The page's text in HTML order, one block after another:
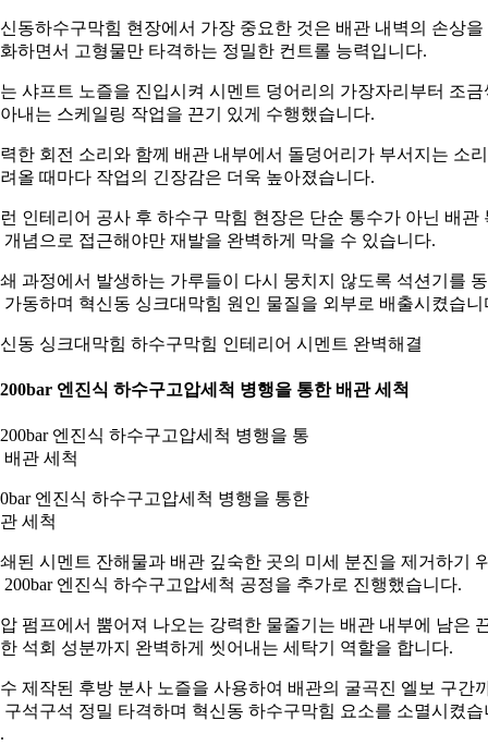
동하수구막힘 현장에서 가장 중요한 것은 배관 내벽의 손상을
하면서 고형물만 타격하는 정밀한 컨트롤 능력입니다.
샤프트 노즐을 진입시켜 시멘트 덩어리의 가장자리부터 조금
내는 스케일링 작업을 끈기 있게 수행했습니다.
한 회전 소리와 함께 배관 내부에서 돌덩어리가 부서지는 소
올 때마다 작업의 긴장감은 더욱 높아졌습니다.
인테리어 공사 후 하수구 막힘 현장은 단순 통수가 아닌 배관
개념으로 접근해야만 재발을 완벽하게 막을 수 있습니다.
과정에서 발생하는 가루들이 다시 뭉치지 않도록 석션기를
가동하며 혁신동 싱크대막힘 원인 물질을 외부로 배출시켰습니
동 싱크대막힘 하수구막힘 인테리어 시멘트 완벽해결
엔진식 하수구고압세척 병행을 통한 배관 세척
엔진식 하수구고압세척 병행을 통한
세척
된 시멘트 잔해물과 배관 깊숙한 곳의 미세 분진을 제거하기
200bar 엔진식 하수구고압세척 공정을 추가로 진행했습니다.
펌프에서 뿜어져 나오는 강력한 물줄기는 배관 내부에 남은
석회 성분까지 완벽하게 씻어내는 세탁기 역할을 합니다.
제작된 후방 분사 노즐을 사용하여 배관의 굴곡진 엘보 구간
구석구석 정밀 타격하며 혁신동 하수구막힘 요소를 소멸시켰습